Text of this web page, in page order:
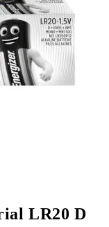
LR20 D